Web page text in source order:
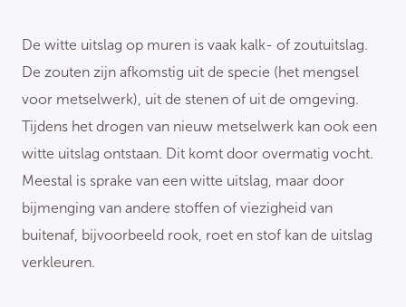
De witte uitslag op muren is vaak kalk- of zoutuitslag.
De zouten zijn afkomstig uit de specie (het mengsel
voor metselwerk), uit de stenen of uit de omgeving.
Tijdens het drogen van nieuw metselwerk kan ook een
witte uitslag ontstaan. Dit komt door overmatig vocht.
Meestal is sprake van een witte uitslag, maar door
bijmenging van andere stoffen of viezigheid van
buitenaf, bijvoorbeeld rook, roet en stof kan de uitslag
verkleuren.